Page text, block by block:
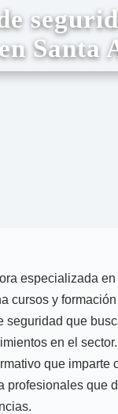
Santa
especializada
cursos y
seguridad que
en el
que imparte
profesionales que